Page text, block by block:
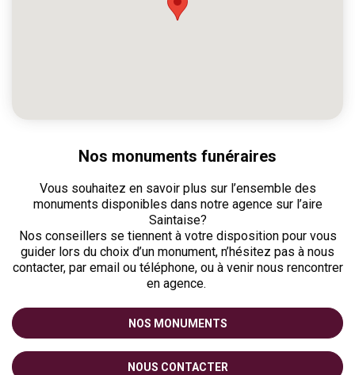
Nos monuments funéraires
Vous souhaitez en savoir plus sur l’ensemble des
monuments disponibles dans notre agence sur l’aire
Saintaise?
Nos conseillers se tiennent à votre disposition pour vous
guider lors du choix d’un monument, n’hésitez pas à nous
contacter, par email ou téléphone, ou à venir nous rencontrer
en agence.
NOS MONUMENTS
NOUS CONTACTER